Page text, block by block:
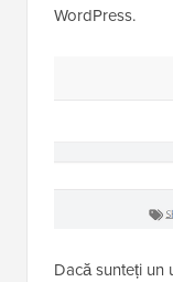
WordPress.
Dacă sunteți un